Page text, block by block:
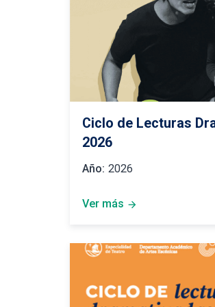
Ciclo de Lecturas
2026
Año: 2026
Ver más arrow_forward